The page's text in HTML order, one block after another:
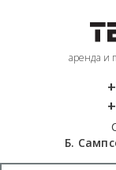
аренда и
Б.